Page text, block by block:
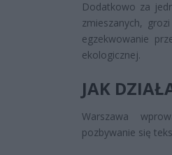
Dodatkowo za
zmieszanych,
egzekwowanie
ekologicznej.
JAK
Warszawa
pozbywanie się